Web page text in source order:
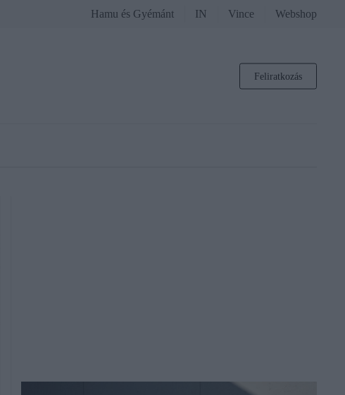
Hamu és Gyémánt IN Vince Webshop
Feliratkozás